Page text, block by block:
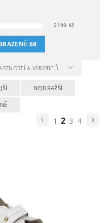
3199 Kč
68
A VÝROBCŮ
NEJDRAŽŠÍ
1 2 3 4